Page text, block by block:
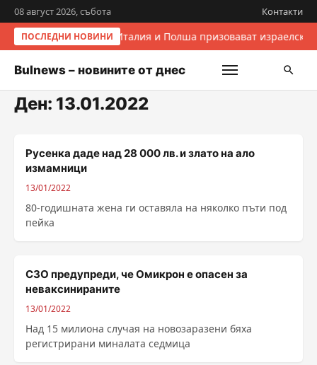
08 август 2026, събота Контакти
ПОСЛЕДНИ НОВИНИ Италия и Полша призовават
Bulnews – новините от днес
Ден: 13.01.2022
Русенка даде над 28 000 лв. и злато на ало
измамници
13/01/2022
80-годишната жена ги оставяла на няколко пъти под
пейка
СЗО предупреди, че Омикрон е опасен за
неваксинираните
13/01/2022
Над 15 милиона случая на новозаразени бяха
регистрирани миналата седмица